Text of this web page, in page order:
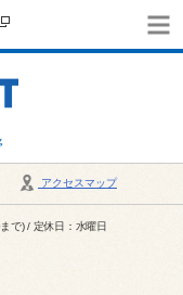
アクセスマップ
で) / 定休日：水曜日